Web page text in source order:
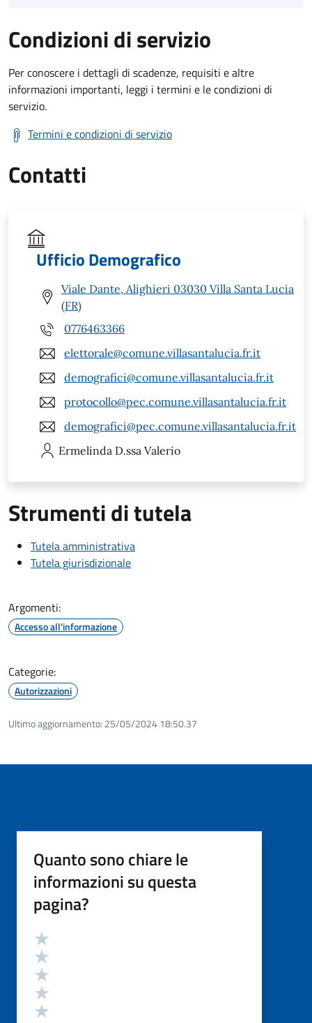
Condizioni di servizio
Per conoscere i dettagli di scadenze, requisiti e altre
informazioni importanti, leggi i termini e le condizioni di
servizio.
Termini e condizioni di servizio
Contatti
Ufficio Demografico
Viale Dante, Alighieri 03030 Villa Santa Lucia
(FR)
0776463366
elettorale@comune.villasantalucia.fr.it
demografici@comune.villasantalucia.fr.it
protocollo@pec.comune.villasantalucia.fr.it
demografici@pec.comune.villasantalucia.fr.it
Ermelinda D.ssa Valerio
Strumenti di tutela
Tutela amministrativa
Tutela giurisdizionale
Argomenti:
Accesso all'informazione
Categorie:
Autorizzazioni
Ultimo aggiornamento: 25/05/2024 18:50.37
Quanto sono chiare le
informazioni su questa
pagina?
Valutazione